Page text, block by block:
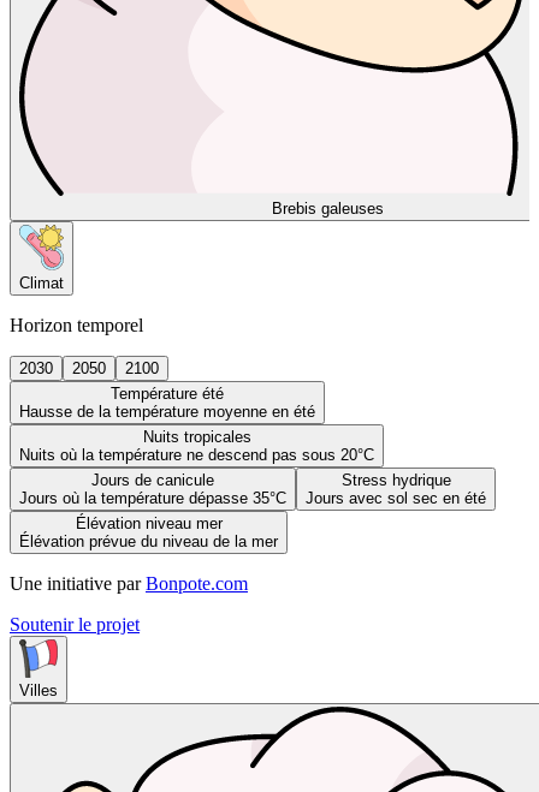
Brebis galeuses
Climat
Horizon temporel
2030 2050
2100
Température été
Hausse de la température moyenne en été
Nuits tropicales
Nuits où la température ne descend pas sous 20°C
Jours de canicule
Jours où la température dépasse 35°C
Stress hydrique
Jours avec sol sec en été
Élévation niveau mer
Élévation prévue du niveau de la mer
Une initiative par Bonpote.com
Soutenir le projet
Villes